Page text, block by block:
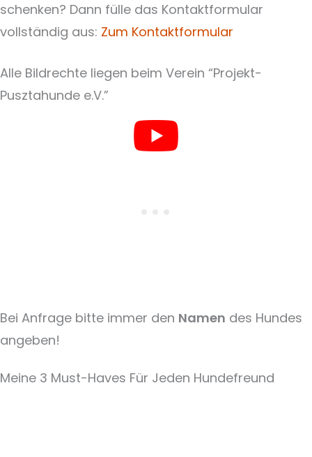
schenken? Dann fülle das Kontaktformular
vollständig aus: Zum Kontaktformular
Alle Bildrechte liegen beim Verein “Projekt-
Pusztahunde e.V.”
Bei Anfrage bitte immer den Namen des Hundes
angeben!
Meine 3 Must-Haves Für Jeden Hundefreund​